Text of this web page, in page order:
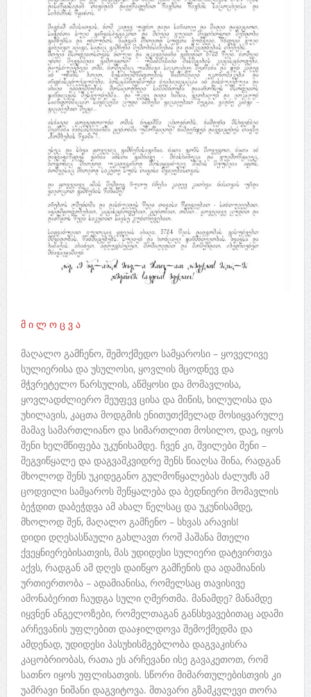
მ ი ლ ო ც ვ ა
მაღალო გამჩენო, შემოქმედო სამყაროსი – ყოველივე
სულიერისა და უსულოსი, ყოვლის მცოდნევ და
მჭვრეტელო წარსულის, აწმყოსი და მომავლისა,
ყოვლადძლიერო მეუფევ ცისა და მიწის, ხილულისა და
უხილავის, კაცთა მოდგმის ენითუთქმელად მოსიყვარულე
მამავ სამართლიანო და სიმართლით მოსილო, დაე, იყოს
შენი ხელმწიფება უკუნისამდე. ჩვენ კი, შვილები შენი –
შეგვიწყალე და დაგვამკვიდრე შენს წიაღსა შინა, რადგან
მხოლოდ შენს უკიდეგანო გულმოწყალებას ძალუძს ამ
ცოდვილი სამყაროს შეწყალება და ბედნიერი მომავლის
ბეჭდით დაბეჭდვა ამ ახალ წელსაც და უკუნისამდე,
მხოლოდ შენ, მაღალო გამჩენო – სხვას არავის!
დიდი დღესასწაული გახლავთ როშ ჰაშანა მთელი
ქვეყნიერებისათვის, მას უდიდესი სულიერი დატვირთვა
აქვს, რადგან ამ დღეს დაიწყო გამჩენის და ადამიანის
ურთიერთობა – ადამიანისა, რომელსაც თავისივე
ამონაბერით ჩაუდგა სული ღმერთმა. მანამდე? მანამდე
იყვნენ ანგელოზები, რომელთაგან განსხვავებითაც ადამი
არჩევანის უფლებით დააჯილდოვა შემოქმედმა და
ამდენად, უდიდესი პასუხისმგებლობა დაგვაკისრა
კაცობრიობას, რათა ეს არჩევანი ისე გავაკეთოთ, რომ
სათნო იყოს უფლისათვის. სწორი მიმართულებისთვის კი
უამრავი ნიშანი დაგვიტოვა. მთავარი გზამკვლევი თორა